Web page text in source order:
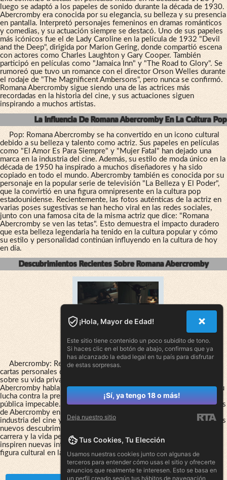
luego se adaptó a los papeles de sonido durante la década de 1930.
Abercromby era conocida por su elegancia, su belleza y su presencia
en pantalla. Interpretó personajes femeninos en dramas románticos
y comedias, y su actuación siempre se destacó. Uno de sus papeles
más icónicos fue el de Lady Caroline en la película de 1932 "Devil
and the Deep", dirigida por Marion Gering, donde compartió escena
con actores como Charles Laughton y Gary Cooper. También
participó en películas como "Jamaica Inn" y "The Road to Glory". Se
rumoreó que tuvo un romance con el director Orson Welles durante
el rodaje de "The Magnificent Ambersons", pero nunca se confirmó.
Romana Abercromby sigue siendo una de las actrices más
recordadas en la historia del cine, y sus actuaciones siguen
inspirando a muchos artistas.
La Influencia De Romana Abercromby En La Cultura Pop
Pop: Romana Abercromby se ha convertido en un icono cultural
debido a su belleza y talento como actriz. Sus papeles en películas
como "El Amor Es Para Siempre" y "Mujer Fatal" han dejado una
marca en la industria del cine. Además, su estilo de moda único en la
década de 1950 ha inspirado a muchos diseñadores y ha sido
copiado en todo el mundo. Abercromby también es conocida por su
personaje en la popular serie de televisión "La Belleza y El Poder",
que la convirtió en una figura omnipresente en la cultura pop
estadounidense. Recientemente, las fotos auténticas de la actriz en
varias poses sugestivas se han hecho viral en las redes sociales,
junto con una famosa cita de la misma actriz que dice: "Romana
Abercromby se ven las tetas". Esto demuestra el impacto duradero
que esta belleza legendaria ha tenido en la cultura popular y cómo
su estilo y personalidad continúan influyendo en la cultura de hoy
en día.
Descubrimientos Recientes Sobre Romana Abercromby
Abercromby: Recientemente se ha descubierto un conjunto de
cartas personales de Romana Abercromby que arrojan nueva luz
sobre su vida privada y su carrera en el cine. En las cartas,
Abercromby habla abiertamente sobre sus relaciones amorosas y su
lucha contra la presión de Hollywood para mantener una imagen
pública impecable. Además, se han descubierto algunas provocativas
de Abercromby en las que habla sobre su papel como mujer en la
industria del cine y su posición frente a los
en el set. Estos
nuevos descubrimientos han generado un renovado interés en la
carrera y la vida personal de Romana Abercromby, y se espera que
inspiren nuevas interpretaciones sobre su legado como actriz y
figura cultural en la historia del cine.
¡Hola, Mayor de Edad!
Este sitio tiene contenido un poco subidito de tono.
Si haces clic en el botón de abajo, confirmas que ya
has alcanzado la edad legal en tu país para disfrutar
de estas sorpresas.
¡Sí, ya tengo 18 o más!
Deja nuestro sitio
Tus Cookies, Tu Elección
Usamos nuestras cookies junto con algunas de
terceros para entender cómo usas el sitio y ofrecerte
anuncios que realmente te interesen. Esto se basa en
un perfil creado según tus hábitos de navegación